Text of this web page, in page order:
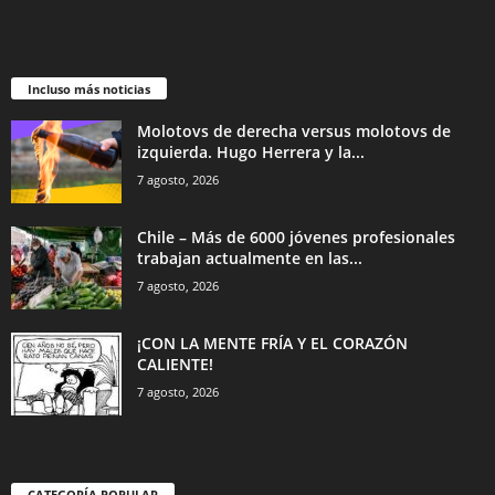
Incluso más noticias
Molotovs de derecha versus molotovs de
izquierda. Hugo Herrera y la...
7 agosto, 2026
Chile – Más de 6000 jóvenes profesionales
trabajan actualmente en las...
7 agosto, 2026
¡CON LA MENTE FRÍA Y EL CORAZÓN
CALIENTE!
7 agosto, 2026